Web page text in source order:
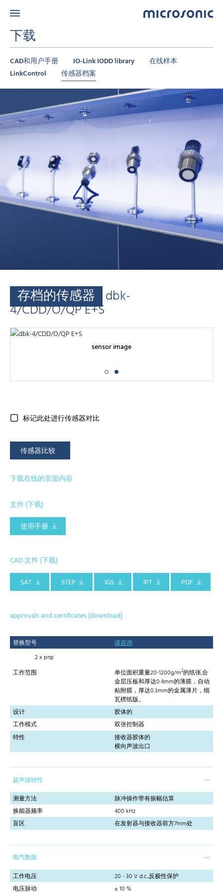
下载
CAD和用户手册 IO-Link IODD library
在线样本
LinkControl
传感器档案
存档的传感器 dbk-
4/CDD/O/QP E+S
sensor image
标记此处进行传感器对比
传感器比较
下载在线的页面内容
文件 (下载)
使用手册
CAD 文件 (下载)
SAT
STEP IGS IPT PDF
approvals and certificates (download)
替换型号
请咨询
2 x pnp
工作范围
单位面积重量20-1200g/m2的纸张,合
金层压板和厚达0.4mm的薄膜，自动
粘附膜，厚达0.3mm的金属薄片，细
瓦楞纸版。
设计
胶体的
工作模式
双张控制器
特性
接收器胶体的
横向声波出口
超声波特性
测量方法
脉冲操作带有振幅估算
换能器频率
400 kHz
盲区
在发射器与接收器前方7mm处
电气数据
工作电压
20 - 30 V d.c.,反极性保护
电压脉动
± 10 %